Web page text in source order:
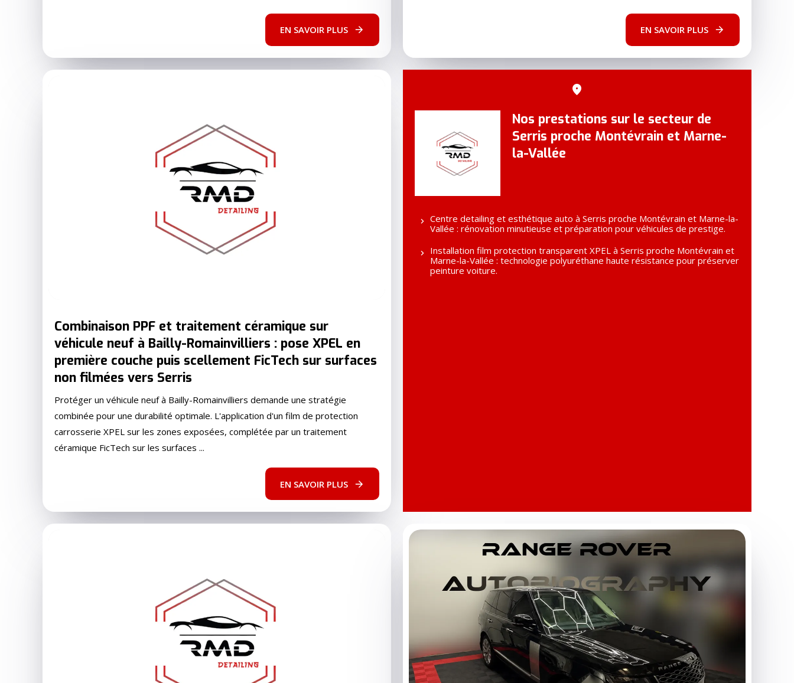
EN SAVOIR PLUS EN SAVOIR PLUS
Combinaison PPF et traitement céramique sur
véhicule neuf à Bailly-Romainvilliers : pose XPEL en
première couche puis scellement FicTech sur surfaces
non filmées vers Serris
Protéger un véhicule neuf à Bailly-Romainvilliers demande une stratégie
combinée pour une durabilité optimale. L'application d'un film de protection
carrosserie XPEL sur les zones exposées, complétée par un traitement
céramique FicTech sur les surfaces ...
EN SAVOIR PLUS
Nos prestations sur le secteur de
Serris proche Montévrain et Marne-
la-Vallée
Centre detailing et esthétique auto à Serris proche Montévrain et Marne-la-
Vallée : rénovation minutieuse et préparation pour véhicules de prestige.
Installation film protection transparent XPEL à Serris proche Montévrain et
Marne-la-Vallée : technologie polyuréthane haute résistance pour préserver
peinture voiture.